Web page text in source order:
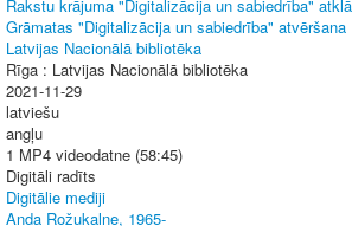
Rakstu krājuma "Digitalizācija un sabiedrība"
Grāmatas "Digitalizācija un sabiedrība" atvēršana
Latvijas Nacionālā bibliotēka
Rīga : Latvijas Nacionālā bibliotēka
2021-11-29
latviešu
angļu
1 MP4 videodatne (58:45)
Digitāli radīts
Digitālie mediji
Anda Rožukalne, 1965-